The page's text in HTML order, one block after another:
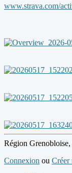
www.strava.com/
Région Grenobloise,
Connexion ou Créer